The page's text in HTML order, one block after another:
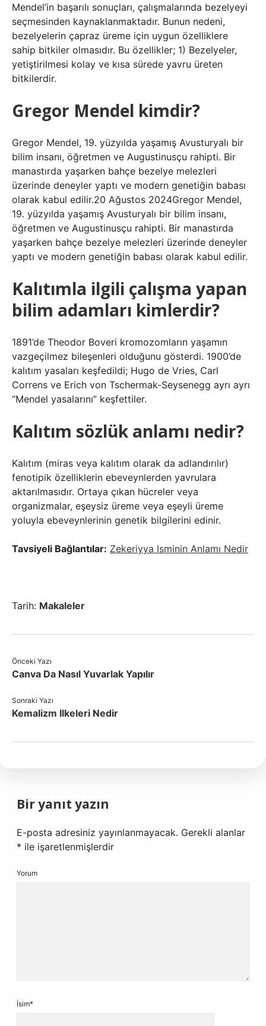
Mendel’in başarılı sonuçları, çalışmalarında bezelyeyi
seçmesinden kaynaklanmaktadır. Bunun nedeni,
bezelyelerin çapraz üreme için uygun özelliklere
sahip bitkiler olmasıdır. Bu özellikler; 1) Bezelyeler,
yetiştirilmesi kolay ve kısa sürede yavru üreten
bitkilerdir.
Gregor Mendel kimdir?
Gregor Mendel, 19. yüzyılda yaşamış Avusturyalı bir
bilim insanı, öğretmen ve Augustinusçu rahipti. Bir
manastırda yaşarken bahçe bezelye melezleri
üzerinde deneyler yaptı ve modern genetiğin babası
olarak kabul edilir.20 Ağustos 2024Gregor Mendel,
19. yüzyılda yaşamış Avusturyalı bir bilim insanı,
öğretmen ve Augustinusçu rahipti. Bir manastırda
yaşarken bahçe bezelye melezleri üzerinde deneyler
yaptı ve modern genetiğin babası olarak kabul edilir.
Kalıtımla ilgili çalışma yapan
bilim adamları kimlerdir?
1891’de Theodor Boveri kromozomların yaşamın
vazgeçilmez bileşenleri olduğunu gösterdi. 1900’de
kalıtım yasaları keşfedildi; Hugo de Vries, Carl
Correns ve Erich von Tschermak-Seysenegg ayrı ayrı
“Mendel yasalarını” keşfettiler.
Kalıtım sözlük anlamı nedir?
Kalıtım (miras veya kalıtım olarak da adlandırılır)
fenotipik özelliklerin ebeveynlerden yavrulara
aktarılmasıdır. Ortaya çıkan hücreler veya
organizmalar, eşeysiz üreme veya eşeyli üreme
yoluyla ebeveynlerinin genetik bilgilerini edinir.
Tavsiyeli Bağlantılar: Zekeriyya Isminin Anlamı Nedir
Tarih: Makaleler
Önceki Yazı
Canva Da Nasıl Yuvarlak Yapılır
Sonraki Yazı
Kemalizm Ilkeleri Nedir
Bir yanıt yazın
E-posta adresiniz yayınlanmayacak. Gerekli alanlar
* ile işaretlenmişlerdir
Yorum
İsim*